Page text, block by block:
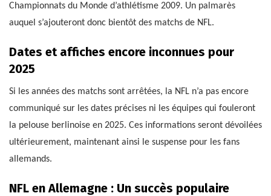
Championnats du Monde d’athlétisme 2009. Un palmarès
auquel s’ajouteront donc bientôt des matchs de NFL.
Dates et affiches encore inconnues pour
2025
Si les années des matchs sont arrêtées, la NFL n’a pas encore
communiqué sur les dates précises ni les équipes qui fouleront
la pelouse berlinoise en 2025. Ces informations seront dévoilées
ultérieurement, maintenant ainsi le suspense pour les fans
allemands.
NFL en Allemagne : Un succès populaire